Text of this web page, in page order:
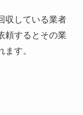
収している業者
頼するとその業
す。